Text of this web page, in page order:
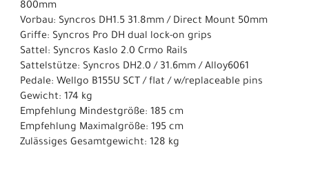
800mm
Vorbau: Syncros DH1.5 31.8mm / Direct Mount 50mm
Griffe: Syncros Pro DH dual lock-on grips
Sattel: Syncros Kaslo 2.0 Crmo Rails
Sattelstütze: Syncros DH2.0 / 31.6mm / Alloy6061
Pedale: Wellgo B155U SCT / flat / w/replaceable pins
Gewicht: 174 kg
Empfehlung Mindestgröße: 185 cm
Empfehlung Maximalgröße: 195 cm
Zulässiges Gesamtgewicht: 128 kg